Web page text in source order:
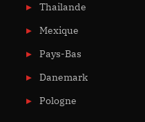
Thailande
Mexique
Pays-Bas
Danemark
Pologne